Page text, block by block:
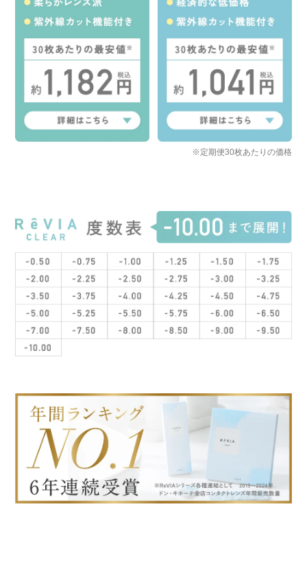
※定期便30枚あたりの価格